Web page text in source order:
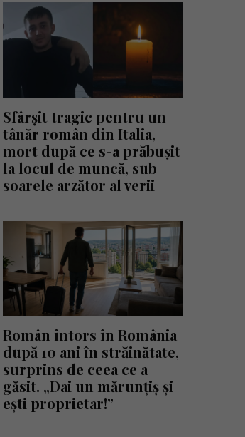
Sfârșit tragic pentru un
tânăr român din Italia,
mort după ce s-a prăbușit
la locul de muncă, sub
soarele arzător al verii
Român întors în România
după 10 ani în străinătate,
surprins de ceea ce a
găsit. „Dai un mărunțiș și
ești proprietar!”